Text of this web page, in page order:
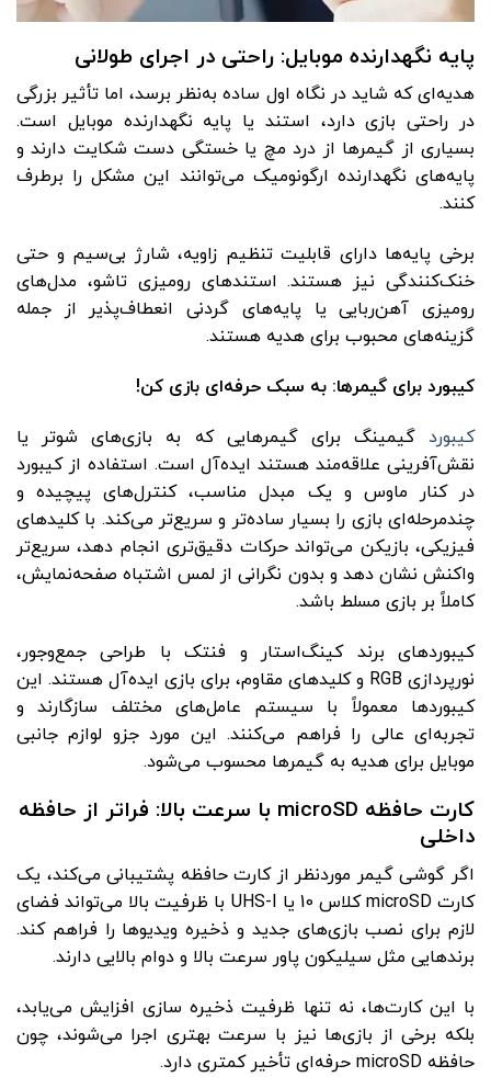
پایه نگهدارنده موبایل: راحتی در اجرای طولانی
هدیه‌ای که شاید در نگاه اول ساده به‌نظر برسد، اما تأثیر بزرگی
در راحتی بازی دارد، استند یا پایه نگهدارنده موبایل است.
بسیاری از گیمرها از درد مچ یا خستگی دست شکایت دارند و
پایه‌های نگهدارنده ارگونومیک می‌توانند این مشکل را برطرف
کنند.
برخی پایه‌ها دارای قابلیت تنظیم زاویه، شارژ بی‌سیم و حتی
خنک‌کنندگی نیز هستند. استندهای رومیزی تاشو، مدل‌های
رومیزی آهن‌ربایی یا پایه‌های گردنی انعطاف‌پذیر از جمله
گزینه‌های محبوب برای هدیه هستند.
کیبورد برای گیمرها: به سبک حرفه‌ای بازی کن!
کیبورد گیمینگ برای گیمرهایی که به بازی‌های شوتر یا
نقش‌آفرینی علاقه‌مند هستند ایده‌آل است. استفاده از کیبورد
در کنار ماوس و یک مبدل مناسب، کنترل‌های پیچیده و
چندمرحله‌ای بازی را بسیار ساده‌تر و سریع‌تر می‌کند. با کلیدهای
فیزیکی، بازیکن می‌تواند حرکات دقیق‌تری انجام دهد، سریع‌تر
واکنش نشان دهد و بدون نگرانی از لمس اشتباه صفحه‌نمایش،
کاملاً بر بازی مسلط باشد.
کیبوردهای برند کینگ‌استار و فنتک با طراحی جمع‌وجور،
نورپردازی RGB و کلیدهای مقاوم، برای بازی ایده‌آل هستند. این
کیبوردها معمولاً با سیستم عامل‌های مختلف سازگارند و
تجربه‌ای عالی را فراهم می‌کنند. این مورد جزو لوازم جانبی
موبایل برای هدیه به گیمرها محسوب می‌شود.
کارت حافظه microSD با سرعت بالا: فراتر از حافظه
داخلی
اگر گوشی گیمر موردنظر از کارت حافظه پشتیبانی می‌کند، یک
کارت microSD کلاس 10 یا UHS-I با ظرفیت بالا می‌تواند فضای
لازم برای نصب بازی‌های جدید و ذخیره ویدیوها را فراهم کند.
برندهایی مثل سیلیکون پاور سرعت بالا و دوام بالایی دارند.
با این کارت‌ها، نه ‌تنها ظرفیت ذخیره‌ سازی افزایش می‌یابد،
بلکه برخی از بازی‌ها نیز با سرعت بهتری اجرا می‌شوند، چون
حافظه microSD حرفه‌ای تأخیر کمتری دارد.